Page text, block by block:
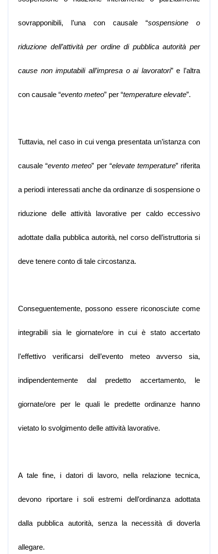
sovrapponibili, l’una con causale “sospensione o
riduzione dell’attività per ordine di pubblica autorità per
cause non imputabili all’impresa o ai lavoratori” e l’altra
con causale “evento meteo” per “temperature elevate”.
Tuttavia, nel caso in cui venga presentata un’istanza con
causale “evento meteo” per “elevate temperature” riferita
a periodi interessati anche da ordinanze di sospensione o
riduzione delle attività lavorative per caldo eccessivo
adottate dalla pubblica autorità, nel corso dell’istruttoria si
deve tenere conto di tale circostanza.
Conseguentemente, possono essere riconosciute come
integrabili sia le giornate/ore in cui è stato accertato
l’effettivo verificarsi dell’evento meteo avverso sia,
indipendentemente dal predetto accertamento, le
giornate/ore per le quali le predette ordinanze hanno
vietato lo svolgimento delle attività lavorative.
A tale fine, i datori di lavoro, nella relazione tecnica,
devono riportare i soli estremi dell’ordinanza adottata
dalla pubblica autorità, senza la necessità di doverla
allegare.